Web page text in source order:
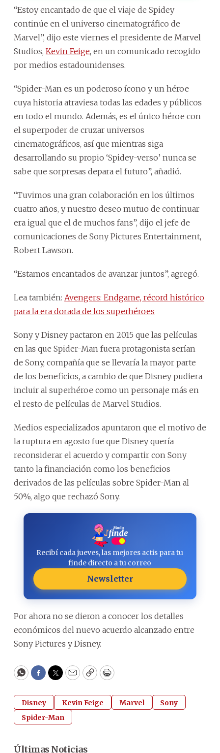
“Estoy encantado de que el viaje de Spidey
continúe en el universo cinematográfico de
Marvel”, dijo este viernes el presidente de Marvel
Studios, Kevin Feige, en un comunicado recogido
por medios estadounidenses.
“Spider-Man es un poderoso ícono y un héroe
cuya historia atraviesa todas las edades y públicos
en todo el mundo. Además, es el único héroe con
el superpoder de cruzar universos
cinematográficos, así que mientras siga
desarrollando su propio ‘Spidey-verso’ nunca se
sabe que sorpresas depara el futuro”, añadió.
“Tuvimos una gran colaboración en los últimos
cuatro años, y nuestro deseo mutuo de continuar
era igual que el de muchos fans”, dijo el jefe de
comunicaciones de Sony Pictures Entertainment,
Robert Lawson.
“Estamos encantados de avanzar juntos”, agregó.
Lea también: Avengers: Endgame, récord histórico
para la era dorada de los superhéroes
Sony y Disney pactaron en 2015 que las películas
en las que Spider-Man fuera protagonista serían
de Sony, compañía que se llevaría la mayor parte
de los beneficios, a cambio de que Disney pudiera
incluir al superhéroe como un personaje más en
el resto de películas de Marvel Studios.
Medios especializados apuntaron que el motivo de
la ruptura en agosto fue que Disney quería
reconsiderar el acuerdo y compartir con Sony
tanto la financiación como los beneficios
derivados de las películas sobre Spider-Man al
50%, algo que rechazó Sony.
Recibí cada jueves, las mejores actis para tu
finde directo a tu correo
Newsletter
Por ahora no se dieron a conocer los detalles
económicos del nuevo acuerdo alcanzado entre
Sony Pictures y Disney.
WhatsApp
Facebook
Twitter
EmailCopyPrint
Disney Kevin Feige Marvel
Sony
Spider-Man
Últimas Noticias